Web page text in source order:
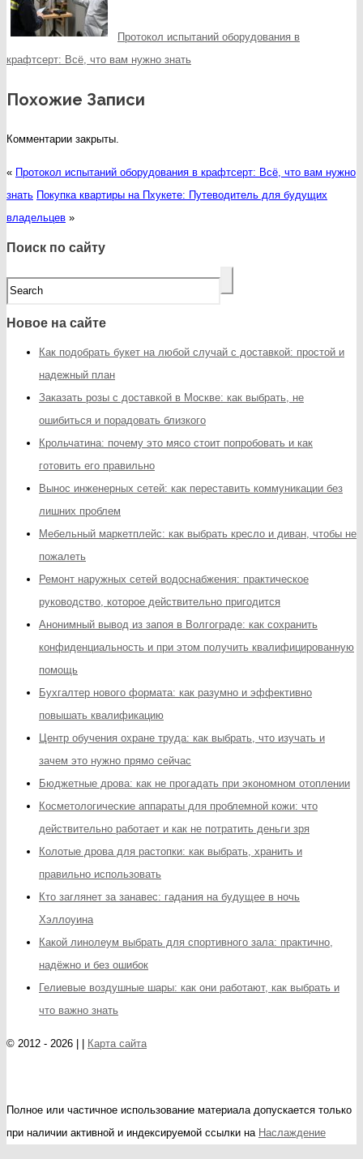
Протокол испытаний оборудования в
крафтсерт: Всё, что вам нужно знать
Похожие Записи
Комментарии закрыты.
« Протокол испытаний оборудования в крафтсерт: Всё, что вам нужно
знать Покупка квартиры на Пхукете: Путеводитель для будущих
владельцев »
Поиск по сайту
Новое на сайте
Как подобрать букет на любой случай с доставкой: простой и
надежный план
Заказать розы с доставкой в Москве: как выбрать, не
ошибиться и порадовать близкого
Крольчатина: почему это мясо стоит попробовать и как
готовить его правильно
Вынос инженерных сетей: как переставить коммуникации без
лишних проблем
Мебельный маркетплейс: как выбрать кресло и диван, чтобы не
пожалеть
Ремонт наружных сетей водоснабжения: практическое
руководство, которое действительно пригодится
Анонимный вывод из запоя в Волгограде: как сохранить
конфиденциальность и при этом получить квалифицированную
помощь
Бухгалтер нового формата: как разумно и эффективно
повышать квалификацию
Центр обучения охране труда: как выбрать, что изучать и
зачем это нужно прямо сейчас
Бюджетные дрова: как не прогадать при экономном отоплении
Косметологические аппараты для проблемной кожи: что
действительно работает и как не потратить деньги зря
Колотые дрова для растопки: как выбрать, хранить и
правильно использовать
Кто заглянет за занавес: гадания на будущее в ночь
Хэллоуина
Какой линолеум выбрать для спортивного зала: практично,
надёжно и без ошибок
Гелиевые воздушные шары: как они работают, как выбрать и
что важно знать
© 2012 - 2026 | | Карта сайта
Полное или частичное использование материала допускается только
при наличии активной и индексируемой ссылки на Наслаждение